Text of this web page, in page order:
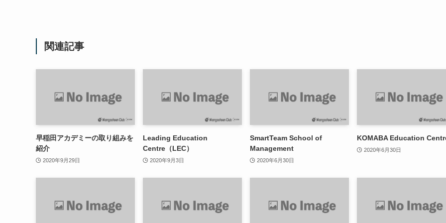
関連記事
早稲田アカデミーの取り組みを
紹介
2020年9月29日
Leading Education
Centre（LEC）
2020年9月3日
SmartTeam School of
Management
2020年6月30日
KOMABA Education
2020年6月30日